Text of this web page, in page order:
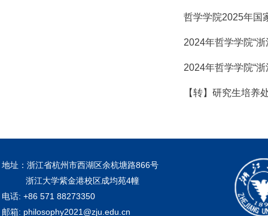
哲学学院2025年国
2024年哲学学院“
2024年哲学学院“
【转】研究生培养
地址：浙江省杭州市西湖区余杭塘路866号
浙江大学紫金港校区成均苑4幢
电话: +86 571 88273350
邮箱: philosophy2021@zju.edu.cn